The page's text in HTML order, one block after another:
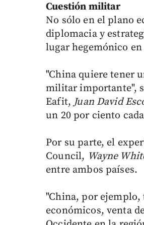
Cuestión militar
No sólo en el plano
diplomacia y
lugar hegemónico
"China quiere tener
militar importante",
Eafit,Juan David
un 20 por ciento
Por su parte, el
Council, Wayne
entre ambos países.
"China, por ejemplo,
económicos, venta